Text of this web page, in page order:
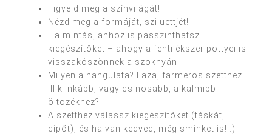
Figyeld meg a színvilágát!
Nézd meg a formáját, sziluettjét!
Ha mintás, ahhoz is passzinthatsz
kiegészítőket – ahogy a fenti ékszer pöttyei is
visszaköszönnek a szoknyán.
Milyen a hangulata? Laza, farmeros szetthez
illik inkább, vagy csinosabb, alkalmibb
öltözékhez?
A szetthez válassz kiegészítőket (táskát,
cipőt), és ha van kedved, még sminket is! :)